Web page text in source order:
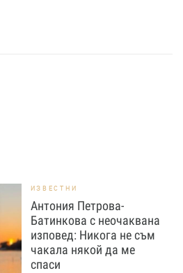
ИЗВЕСТНИ
Антония Петрова-
Батинкова с неочаквана
изповед: Никога не съм
чакала някой да ме
спаси